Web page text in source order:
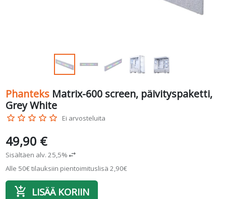
Phanteks Matrix-600 screen, päivityspaketti,
Grey White
star_border star_border star_border star_border star_border Ei arvosteluita
49,90 €
Sisältäen alv. 25,5%swap_horiz
Alle 50€ tilauksiin pientoimituslisä 2,90€
add_shopping_cart LISÄÄ KORIIN